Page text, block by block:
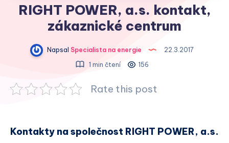
RIGHT POWER, a.s. kontakt,
zákaznické centrum
Napsal Specialista na energie
22.3.2017
1 min čtení
156
Rate this post
Kontakty na společnost RIGHT POWER, a.s.